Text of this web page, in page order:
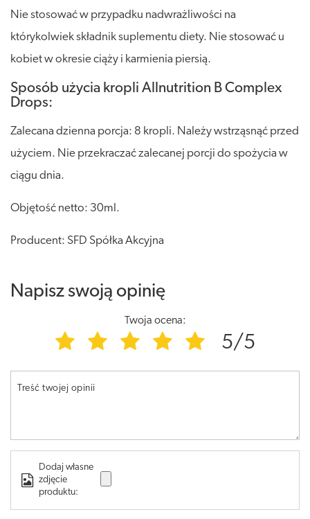
Nie stosować w przypadku nadwrażliwości na
którykolwiek składnik suplementu diety. Nie stosować u
kobiet w okresie ciąży i karmienia piersią.
Sposób użycia kropli Allnutrition B Complex
Drops:
Zalecana dzienna porcja: 8 kropli. Należy wstrząsnąć przed
użyciem. Nie przekraczać zalecanej porcji do spożycia w
ciągu dnia.
Objętość netto: 30ml.
Producent: SFD Spółka Akcyjna
Napisz swoją opinię
Twoja ocena:
5/5
Treść twojej opinii
Dodaj własne
zdjęcie
produktu: